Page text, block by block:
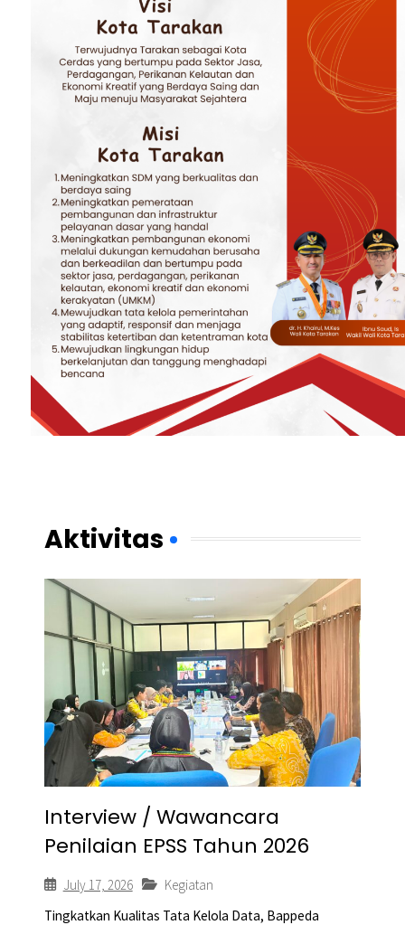
Aktivitas
Interview / Wawancara
Penilaian EPSS Tahun 2026
July 17, 2026
Kegiatan
Tingkatkan Kualitas Tata Kelola Data, Bappeda